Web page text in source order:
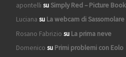
apontelli suSimply Red – Picture Book
Luciana su La webcam di Sassomolare
Rosano Fabrizio su La prima neve
Domenico su Primi problemi con Eolo